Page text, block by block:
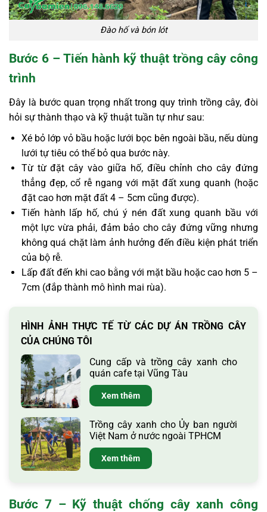
Đào hố và bón lót
Bước 6 – Tiến hành kỹ thuật trồng cây công
trình
Đây là bước quan trọng nhất trong quy trình trồng cây, đòi
hỏi sự thành thạo và kỹ thuật tuần tự như sau:
Xé bỏ lớp vỏ bầu hoặc lưới bọc bên ngoài bầu, nếu dùng
lưới tự tiêu có thể bỏ qua bước này.
Từ từ đặt cây vào giữa hố, điều chỉnh cho cây đứng
thẳng đẹp, cổ rễ ngang với mặt đất xung quanh (hoặc
đặt cao hơn mặt đất 4 – 5cm cũng được).
Tiến hành lấp hố, chú ý nén đất xung quanh bầu với
một lực vừa phải, đảm bảo cho cây đứng vững nhưng
không quá chặt làm ảnh hưởng đến điều kiện phát triển
của bộ rễ.
Lấp đất đến khi cao bằng với mặt bầu hoặc cao hơn 5 –
7cm (đắp thành mô hình mai rùa).
HÌNH ẢNH THỰC TẾ TỪ CÁC DỰ ÁN TRỒNG CÂY
CỦA CHÚNG TÔI
Cung cấp và trồng cây xanh cho
quán cafe tại Vũng Tàu
Xem thêm
Trồng cây xanh cho Ủy ban người
Việt Nam ở nước ngoài TPHCM
Xem thêm
Bước 7 – Kỹ thuật chống cây xanh công